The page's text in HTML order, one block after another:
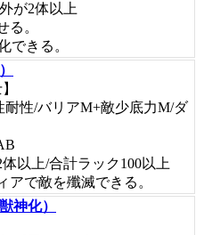
が2体以上
る。
できる。
性/バリアM+敵少底力M/ダ
以上/合計ラック100以上
アで敵を殲滅できる。
神化）